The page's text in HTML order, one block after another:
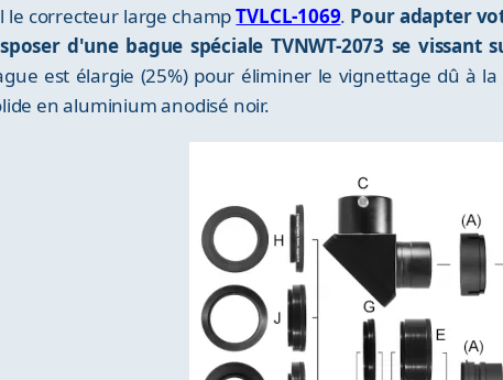
le correcteur large champTVLCL-1069. Pour adapter
d'une bague spéciale TVNWT-2073 se vissant
est élargie (25%) pour éliminer le vignettage dû à
en aluminium anodisé noir.